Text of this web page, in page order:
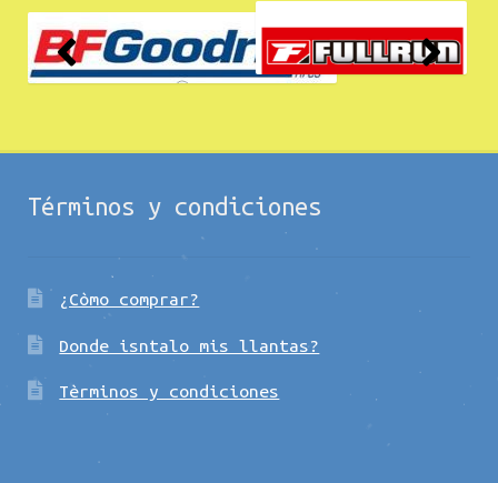
Términos y condiciones
¿Còmo comprar?
Donde isntalo mis llantas?
Tèrminos y condiciones